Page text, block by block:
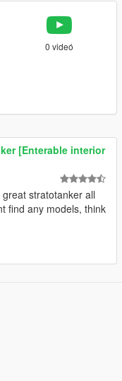
0 videó
[Enterable interior
great stratotanker all
find any models, think